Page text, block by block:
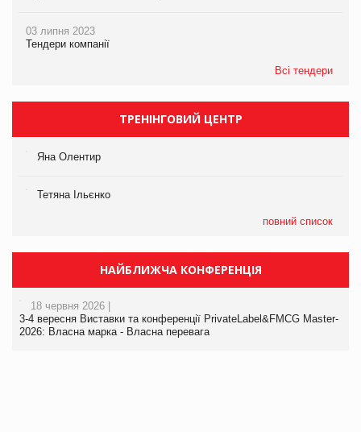
03 липня 2023
Тендери компанії
Всі тендери
ТРЕНІНГОВИЙ ЦЕНТР
Яна Олентир
Тетяна Ільєнко
повний список
НАЙБЛИЖЧА КОНФЕРЕНЦІЯ
18 червня 2026 |
3-4 вересня Виставки та конференції PrivateLabel&FMCG Master-
2026: Власна марка - Власна перевага